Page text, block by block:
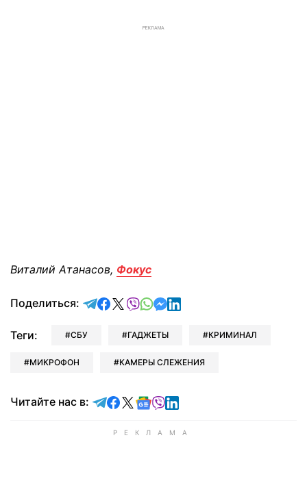
РЕКЛАМА
Виталий Атанасов, Фокус
Поделиться: отправить в Telegram
поделиться в Facebook
поделиться в X
отправить в Viber
отправить в Whatsapp
отправить в Messenger
отправить в LinkedIn
Теги: СБУ ГАДЖЕТЫ КРИМИНАЛ
МИКРОФОН КАМЕРЫ СЛЕЖЕНИЯ
Читайте нас в: Читайте в Telegram
Читайте в Facebook
Читайте в X
Читайте в Google news
Читайте в Viber
Читайте в LinkedIn